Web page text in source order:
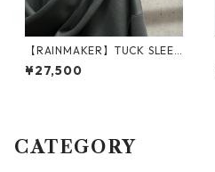
【RAINMAKER】TUCK SLEEV
E LONG TEE_GRAY
¥27,500
CATEGORY